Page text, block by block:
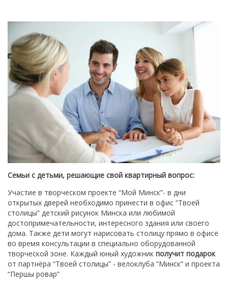
Семьи с детьми, решающие свой квартирный вопрос:
Участие в творческом проекте “Мой Минск”- в дни
открытых дверей необходимо принести в офис “Твоей
столицы” детский рисунок Минска или любимой
достопримечательности, интересного здания или своего
дома. Также дети могут нарисовать столицу прямо в офисе
во время консультации в специально оборудованной
творческой зоне. Каждый юный художник получит подарок
от партнёра “Твоей столицы” - велоклуба “Минск” и проекта
“Першы ровар”